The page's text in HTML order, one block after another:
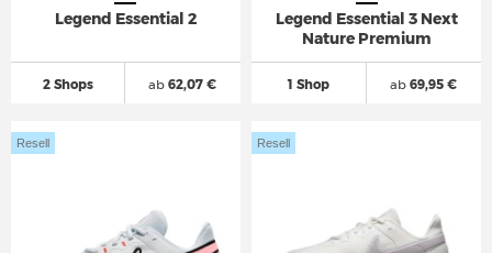
Legend Essential 2
2 Shops ab 62,07 €
Legend Essential 3 Next
Nature Premium
1 Shop ab 69,95 €
Resell Resell